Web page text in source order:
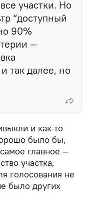
участки. Но
“доступный
90%
—
так далее, но
и как-то
было бы,
главное —
участка,
голосования не
было других